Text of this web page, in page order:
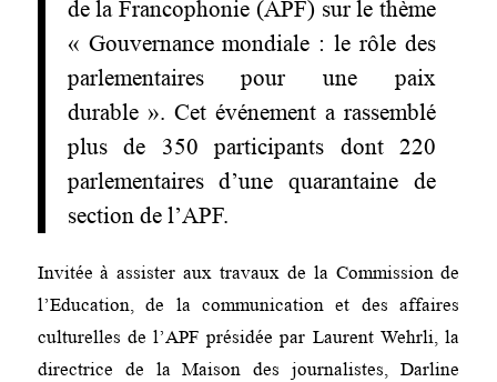
de la Francophonie (APF) sur le thème
« Gouvernance mondiale : le rôle des
parlementaires pour une paix
durable ». Cet événement a rassemblé
plus de 350 participants dont 220
parlementaires d’une quarantaine de
section de l’APF.
Invitée à assister aux travaux de la Commission de
l’Education, de la communication et des affaires
culturelles de l’APF présidée par Laurent Wehrli, la
directrice de la Maison des journalistes, Darline